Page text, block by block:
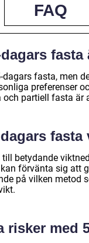
FAQ
fasta, men
preferenser
partiell fasta är
betydande
förvänta sig att
på vilken metod
risker med